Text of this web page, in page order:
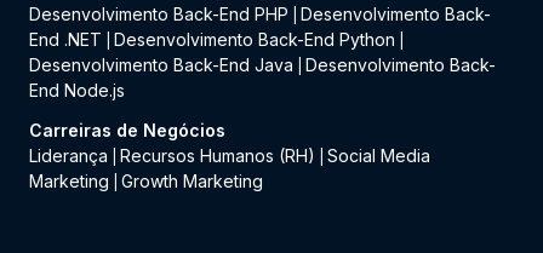
Desenvolvimento Back-End PHP
Desenvolvimento Back-
End .NET
Desenvolvimento Back-End Python
Desenvolvimento Back-End Java
Desenvolvimento Back-
End Node.js
Carreiras de Negócios
Liderança
Recursos Humanos (RH)
Social Media
Marketing
Growth Marketing